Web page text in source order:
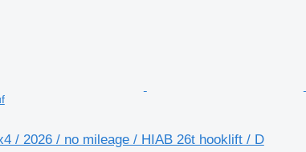
/ 2026 / no mileage / HIAB 26t hooklift / D